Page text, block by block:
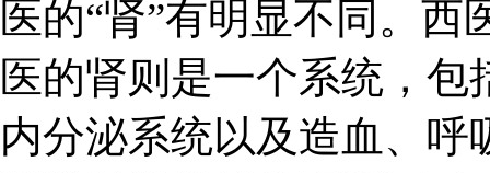
医的“肾”有明显不同。
医的肾则是一个系统，
内分泌系统以及造血、